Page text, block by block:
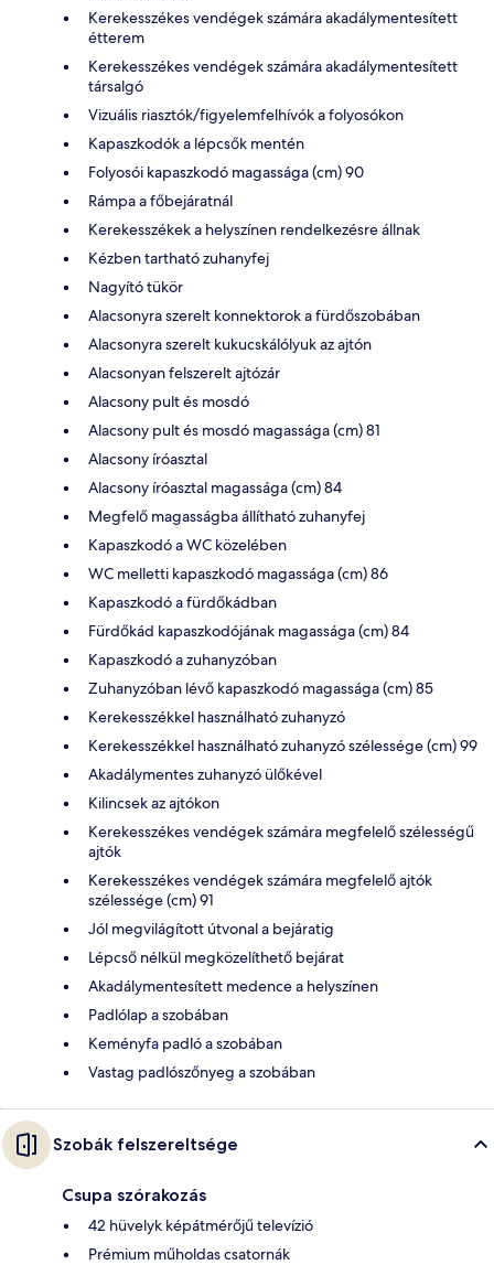
Kerekesszékes vendégek számára akadálymentesített
étterem
Kerekesszékes vendégek számára akadálymentesített
társalgó
Vizuális riasztók/figyelemfelhívók a folyosókon
Kapaszkodók a lépcsők mentén
Folyosói kapaszkodó magassága (cm) 90
Rámpa a főbejáratnál
Kerekesszékek a helyszínen rendelkezésre állnak
Kézben tartható zuhanyfej
Nagyító tükör
Alacsonyra szerelt konnektorok a fürdőszobában
Alacsonyra szerelt kukucskálólyuk az ajtón
Alacsonyan felszerelt ajtózár
Alacsony pult és mosdó
Alacsony pult és mosdó magassága (cm) 81
Alacsony íróasztal
Alacsony íróasztal magassága (cm) 84
Megfelő magasságba állítható zuhanyfej
Kapaszkodó a WC közelében
WC melletti kapaszkodó magassága (cm) 86
Kapaszkodó a fürdőkádban
Fürdőkád kapaszkodójának magassága (cm) 84
Kapaszkodó a zuhanyzóban
Zuhanyzóban lévő kapaszkodó magassága (cm) 85
Kerekesszékkel használható zuhanyzó
Kerekesszékkel használható zuhanyzó szélessége (cm) 99
Akadálymentes zuhanyzó ülőkével
Kilincsek az ajtókon
Kerekesszékes vendégek számára megfelelő szélességű
ajtók
Kerekesszékes vendégek számára megfelelő ajtók
szélessége (cm) 91
Jól megvilágított útvonal a bejáratig
Lépcső nélkül megközelíthető bejárat
Akadálymentesített medence a helyszínen
Padlólap a szobában
Keményfa padló a szobában
Vastag padlószőnyeg a szobában
Szobák felszereltsége
Csupa szórakozás
42 hüvelyk képátmérőjű televízió
Prémium műholdas csatornák